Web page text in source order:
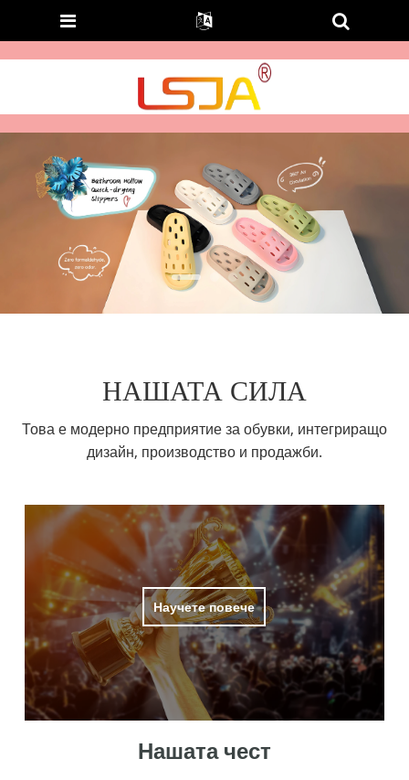
НАШАТА СИЛА
Това е модерно предприятие за обувки, интегриращо
дизайн, производство и продажби.
Научете повече
Нашата чест